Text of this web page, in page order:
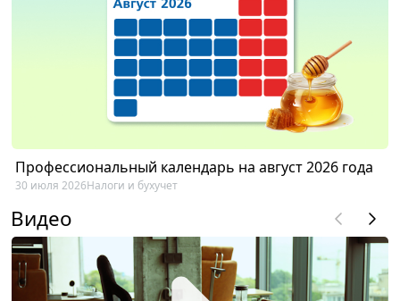
Профессиональный календарь на август 2026 года
30 июля 2026Налоги и бухучет
Видео